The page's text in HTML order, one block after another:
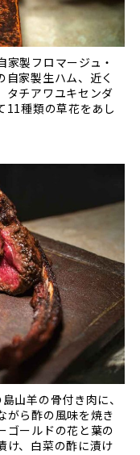
家製フロマージュ・
家製生ハム、近く
タチアワユキセンダ
11種類の草花をあし
山羊の骨付き肉に、
がら酢の風味を焼き
ゴールドの花と葉の
け、白菜の酢に漬け